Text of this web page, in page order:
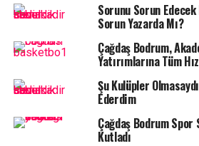
U16 Maçları bu hafta..
Bodrum’da oynadığı 8 maçın 8’ini
Bodrum U16 Takımı ise bu hafta
olmak için mücadele verecek.
Sorunu Sorun
Sorun Yazarda Mı?
Çağdaş Bodrum,
Yatırımlarına Tüm
Şu Kulüpler
Ederdim
Çağdaş Bodrum
Kutladı